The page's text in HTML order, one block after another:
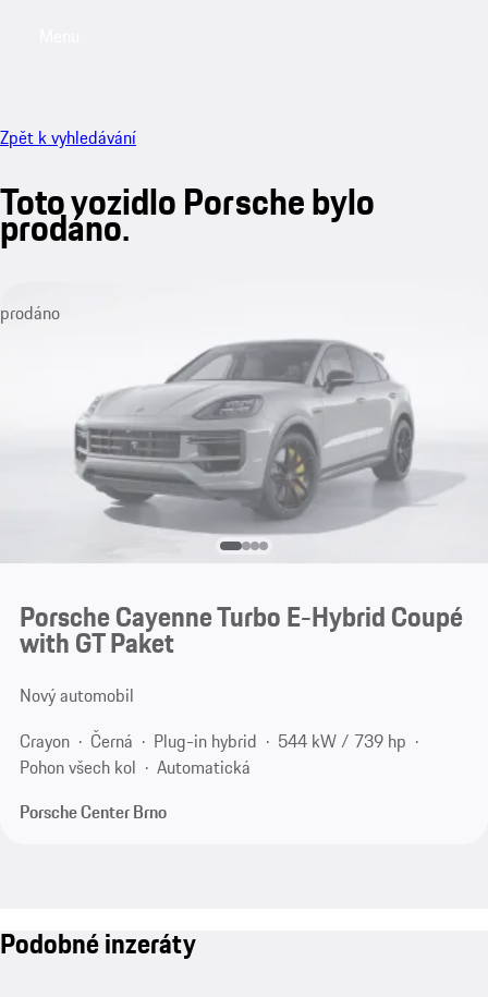
Zpět k vyhledávání
Toto vozidlo Porsche bylo
prodáno.
prodáno
Porsche Cayenne Turbo E-Hybrid Coupé
with GT Paket
Nový automobil
Crayon
Černá Plug-in hybrid
544 kW / 739 hp
Pohon všech kol
Automatická
Porsche Center Brno
Podobné inzeráty